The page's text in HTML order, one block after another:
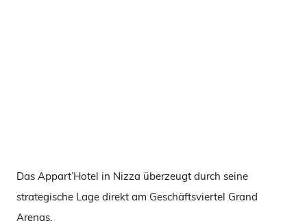
Das Appart’Hotel in Nizza überzeugt durch seine
strategische Lage direkt am Geschäftsviertel Grand
Arenas.